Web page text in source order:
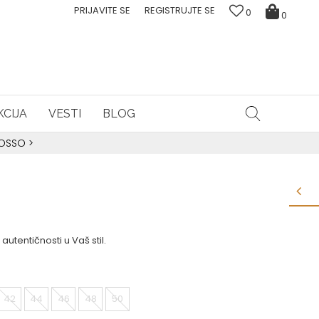
0
0
PRIJAVITE SE REGISTRUJTE SE
VESTI BLOG
>
u Vaš stil.
42 44 46 48 50